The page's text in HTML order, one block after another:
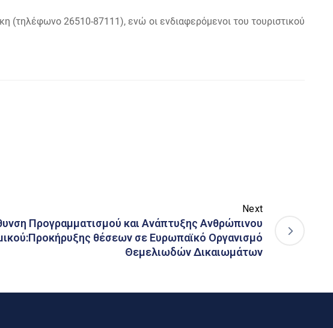
(τηλέφωνο 26510-87111), ενώ οι ενδιαφερόμενοι του τουριστικού
Next
Προγραμματισμού και Ανάπτυξης Ανθρώπινου
θέσεων σε Ευρωπαϊκό Οργανισμό
Θεμελιωδών Δικαιωμάτων